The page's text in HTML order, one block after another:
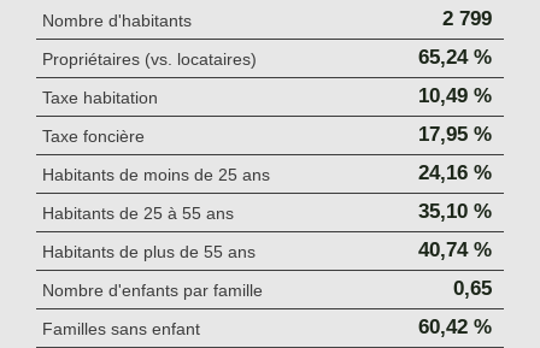
Nombre d'habitants 2 799
Propriétaires (vs. locataires) 65,24 %
Taxe habitation 10,49 %
Taxe foncière 17,95 %
Habitants de moins de 25 ans 24,16 %
Habitants de 25 à 55 ans 35,10 %
Habitants de plus de 55 ans 40,74 %
Nombre d'enfants par famille 0,65
Familles sans enfant 60,42 %